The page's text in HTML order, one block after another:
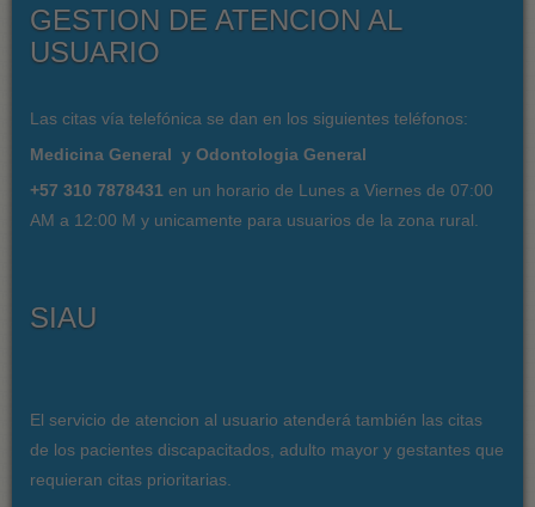
GESTION DE ATENCION AL
USUARIO
Las citas vía telefónica se dan en los siguientes teléfonos:
Medicina General y Odontologia General
+57 310 7878431 en un horario de Lunes a Viernes de 07:00
AM a 12:00 M y unicamente para usuarios de la zona rural.
SIAU
El servicio de atencion al usuario atenderá también las citas
de los pacientes discapacitados, adulto mayor y gestantes que
requieran citas prioritarias.